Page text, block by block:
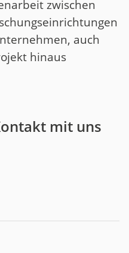
zwischen
auch
hinaus
mit uns